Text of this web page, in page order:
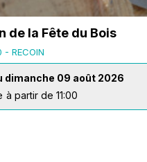
de la Fête du Bois
- RECOIN
dimanche 09 août 2026
à partir de 11:00